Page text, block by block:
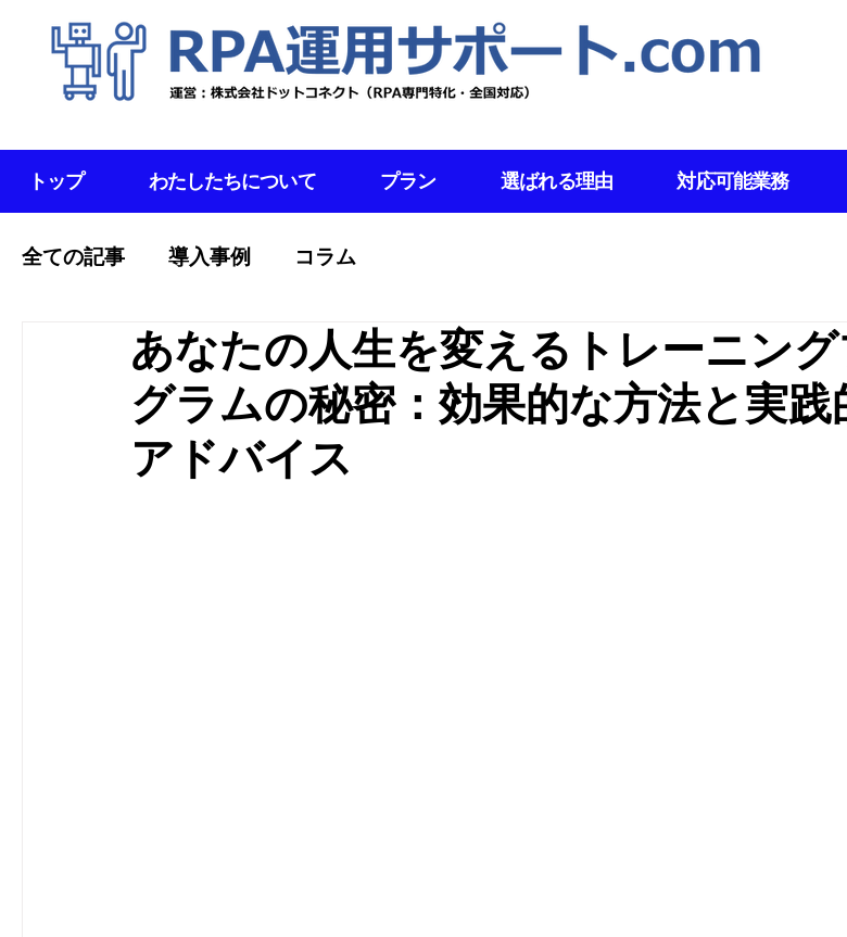
トップ わたしたちについて プラン 選ばれる理由 対応可能業務
全ての記事 導入事例 コラム
あなたの人生を変えるトレーニング
グラムの秘密：効果的な方法と実践
アドバイス